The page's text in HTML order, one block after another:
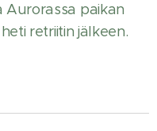
Aurorassa paikan
retriitin jälkeen.